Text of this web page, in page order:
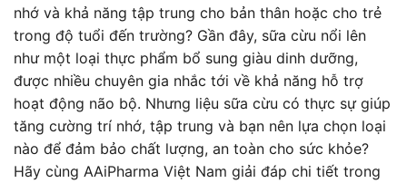
nhớ và khả năng tập trung cho bản thân hoặc cho trẻ
trong độ tuổi đến trường? Gần đây, sữa cừu nổi lên
như một loại thực phẩm bổ sung giàu dinh dưỡng,
được nhiều chuyên gia nhắc tới về khả năng hỗ trợ
hoạt động não bộ. Nhưng liệu sữa cừu có thực sự giúp
tăng cường trí nhớ, tập trung và bạn nên lựa chọn loại
nào để đảm bảo chất lượng, an toàn cho sức khỏe?
Hãy cùng AAiPharma Việt Nam giải đáp chi tiết trong